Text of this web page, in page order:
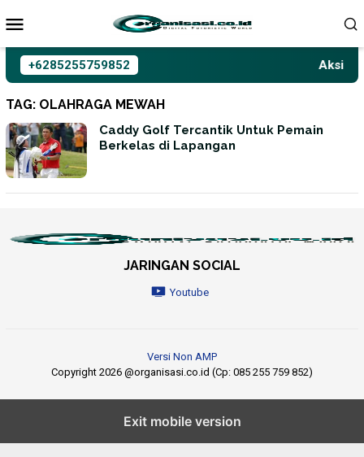
ke
+6285255759852
TAG: OLAHRAGA MEWAH
Caddy Golf Tercantik Untuk Pemain
Berkelas di Lapangan
JARINGAN SOCIAL
Youtube
Versi Non AMP
Copyright 2026 @organisasi.co.id (Cp: 085 255 759 852)
Exit mobile version